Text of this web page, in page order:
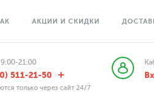
АКЦИИ И СКИДКИ
21:00
511-21-50
только через сайт 24/7